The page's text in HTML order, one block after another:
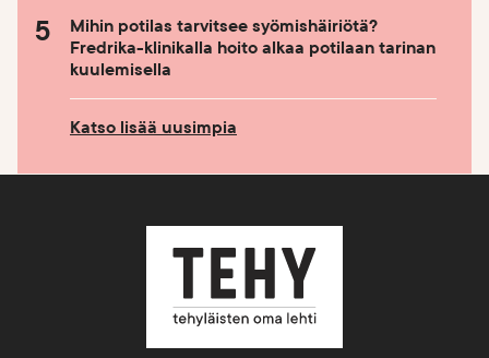
Mihin potilas tarvitsee syömishäiriötä?
Fredrika-klinikalla hoito alkaa potilaan tarinan
kuulemisella
Katso lisää uusimpia